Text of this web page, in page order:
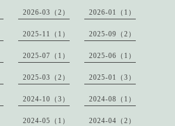
2026-03（2） 2026-01（1）
2025-11（1） 2025-09（2）
2025-07（1） 2025-06（1）
2025-03（2） 2025-01（3）
2024-10（3） 2024-08（1）
2024-05（1） 2024-04（2）